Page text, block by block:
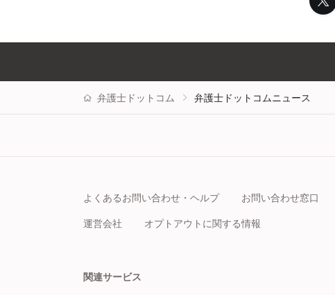
弁護士ドットコム 弁護士ドットコムニュース
よくあるお問い合わせ・ヘルプ お問い合わせ窓口
運営会社
オプトアウトに関する情報
関連サービス